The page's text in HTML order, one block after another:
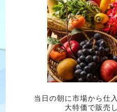
当日の朝に市場から仕
大特価で販売